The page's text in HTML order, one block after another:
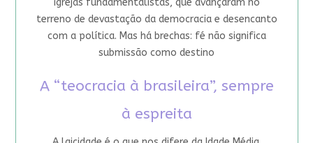
terreno de devastação da democracia e desencanto
com a política. Mas há brechas: fé não significa
submissão como destino
A “teocracia à brasileira”, sempre
à espreita